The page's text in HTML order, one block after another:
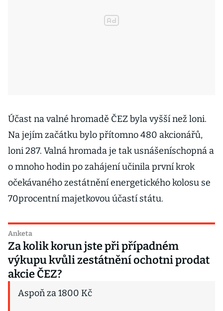
Účast na valné hromadě ČEZ byla vyšší než loni.
Na jejím začátku bylo přítomno 480 akcionářů,
loni 287. Valná hromada je tak usnášeníschopná a
o mnoho hodin po zahájení učinila první krok
očekávaného zestátnění energetického kolosu se
70procentní majetkovou účastí státu.
Anketa
Za kolik korun jste při případném
výkupu kvůli zestátnění ochotni prodat
akcie ČEZ?
Aspoň za 1800 Kč